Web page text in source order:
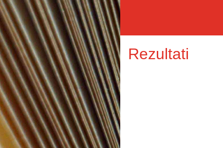
Rezultati